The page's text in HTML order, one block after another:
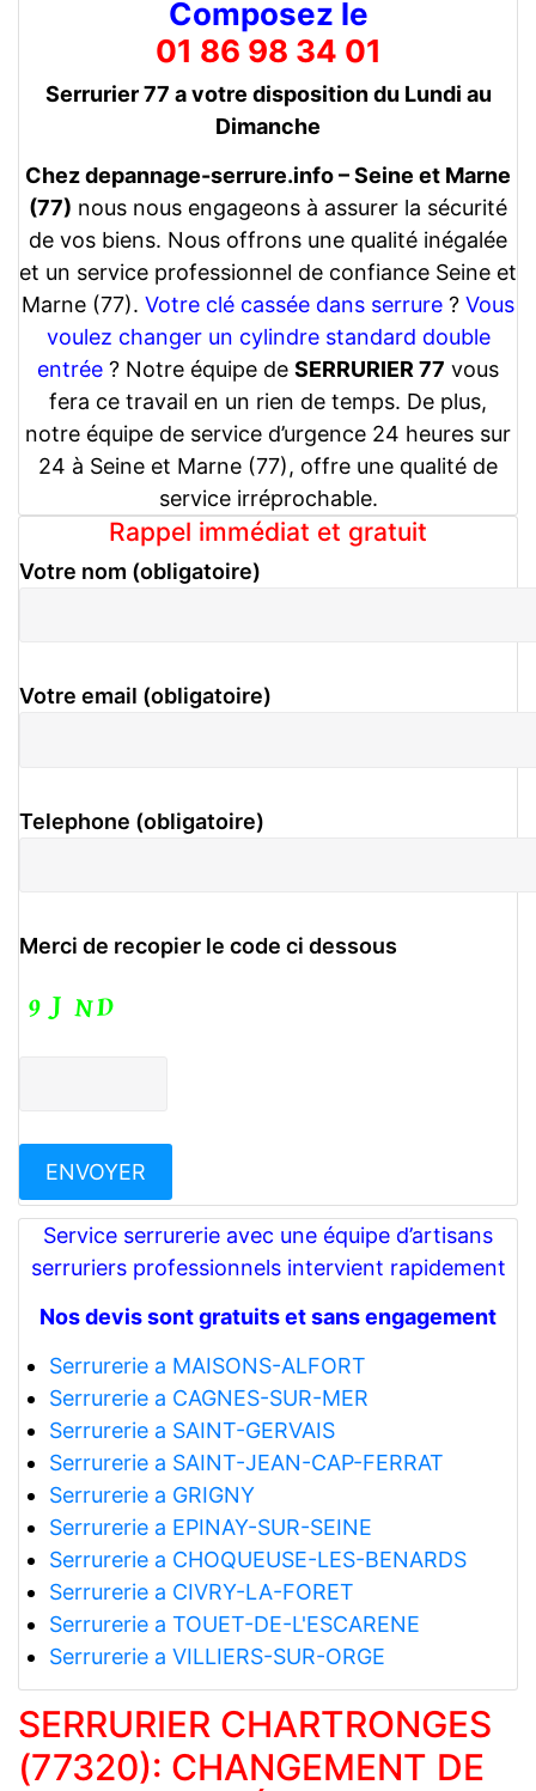
Composez le
01 86 98 34 01
Serrurier 77 a votre disposition du Lundi au
Dimanche
Chez depannage-serrure.info – Seine et Marne
(77) nous nous engageons à assurer la sécurité
de vos biens. Nous offrons une qualité inégalée
et un service professionnel de confiance Seine et
Marne (77). Votre clé cassée dans serrure ? Vous
voulez changer un cylindre standard double
entrée ? Notre équipe de SERRURIER 77 vous
fera ce travail en un rien de temps. De plus,
notre équipe de service d’urgence 24 heures sur
24 à Seine et Marne (77), offre une qualité de
service irréprochable.
Rappel immédiat et gratuit
Votre nom (obligatoire)
Votre email (obligatoire)
Telephone (obligatoire)
Merci de recopier le code ci dessous
Service serrurerie avec une équipe d’artisans
serruriers professionnels intervient rapidement
Nos devis sont gratuits et sans engagement
Serrurerie a MAISONS-ALFORT
Serrurerie a CAGNES-SUR-MER
Serrurerie a SAINT-GERVAIS
Serrurerie a SAINT-JEAN-CAP-FERRAT
Serrurerie a GRIGNY
Serrurerie a EPINAY-SUR-SEINE
Serrurerie a CHOQUEUSE-LES-BENARDS
Serrurerie a CIVRY-LA-FORET
Serrurerie a TOUET-DE-L'ESCARENE
Serrurerie a VILLIERS-SUR-ORGE
SERRURIER CHARTRONGES
(77320): CHANGEMENT DE